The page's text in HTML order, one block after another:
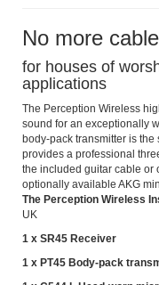
No more
for houses of
applications
The Perception Wireless
sound for an exceptionally
body-pack transmitter is
provides a professional
the included guitar cable or
optionally available AKG
The Perception Wireless
UK
1 x SR45 Receiver
1 x PT45 Body-pack